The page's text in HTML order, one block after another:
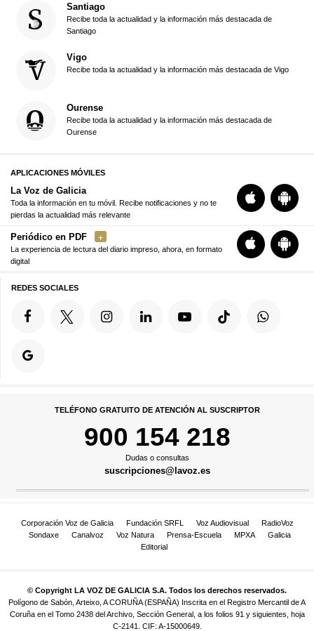
Santiago
Recibe toda la actualidad y la información más destacada de
Santiago
Vigo
Recibe toda la actualidad y la información más destacada de Vigo
Ourense
Recibe toda la actualidad y la información más destacada de
Ourense
APLICACIONES MÓVILES
La Voz de Galicia
Toda la información en tu móvil. Recibe notificaciones y no te
pierdas la actualidad más relevante
Periódico en PDF
La experiencia de lectura del diario impreso, ahora, en formato
digital
REDES SOCIALES
TELÉFONO GRATUITO DE ATENCIÓN AL SUSCRIPTOR
900 154 218
Dudas o consultas
suscripciones@lavoz.es
Corporación Voz de Galicia Fundación SRFL Voz Audiovisual
RadioVoz
Sondaxe
Canalvoz Voz Natura Prensa-Escuela MPXA
Galicia
Editorial
© Copyright LA VOZ DE GALICIA S.A. Todos los derechos reservados.
Polígono de Sabón, Arteixo, A CORUÑA (ESPAÑA) Inscrita en el Registro Mercantil de A
Coruña en el Tomo 2438 del Archivo, Sección General, a los folios 91 y siguientes, hoja
C-2141. CIF: A-15000649.